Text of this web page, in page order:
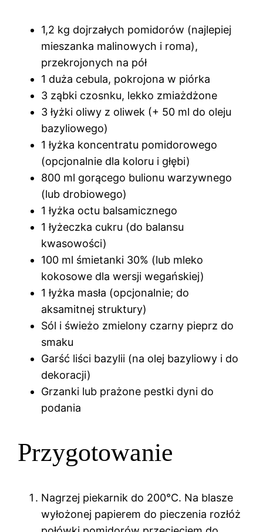
1,2 kg dojrzałych pomidorów (najlepiej
mieszanka malinowych i roma),
przekrojonych na pół
1 duża cebula, pokrojona w piórka
3 ząbki czosnku, lekko zmiażdżone
3 łyżki oliwy z oliwek (+ 50 ml do oleju
bazyliowego)
1 łyżka koncentratu pomidorowego
(opcjonalnie dla koloru i głębi)
800 ml gorącego bulionu warzywnego
(lub drobiowego)
1 łyżka octu balsamicznego
1 łyżeczka cukru (do balansu
kwasowości)
100 ml śmietanki 30% (lub mleko
kokosowe dla wersji wegańskiej)
1 łyżka masła (opcjonalnie; do
aksamitnej struktury)
Sól i świeżo zmielony czarny pieprz do
smaku
Garść liści bazylii (na olej bazyliowy i do
dekoracji)
Grzanki lub prażone pestki dyni do
podania
Przygotowanie
Nagrzej piekarnik do 200°C. Na blasze
wyłożonej papierem do pieczenia rozłóż